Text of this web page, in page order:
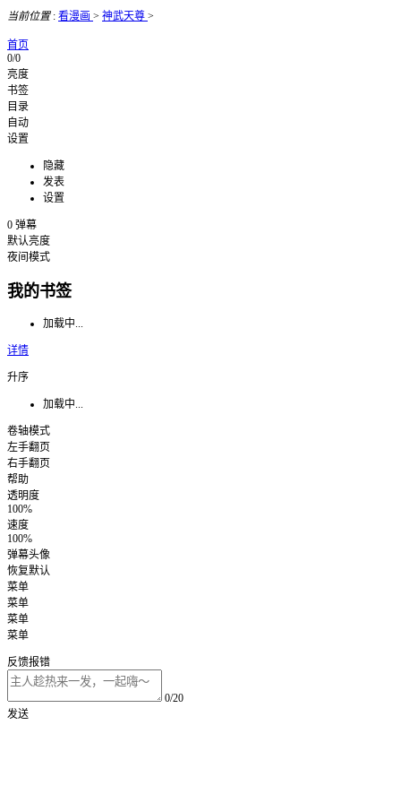
当前位置: 看漫画 > 神武天尊 >
首页
0/0
亮度
书签
目录
自动
设置
隐藏
发表
设置
0 弹幕
默认亮度
夜间模式
我的书签
加载中...
详情
升序
加载中...
卷轴模式
左手翻页
右手翻页
帮助
透明度
100%
速度
100%
弹幕头像
恢复默认
菜单
菜单
菜单
菜单
反馈报错
0/20
发送